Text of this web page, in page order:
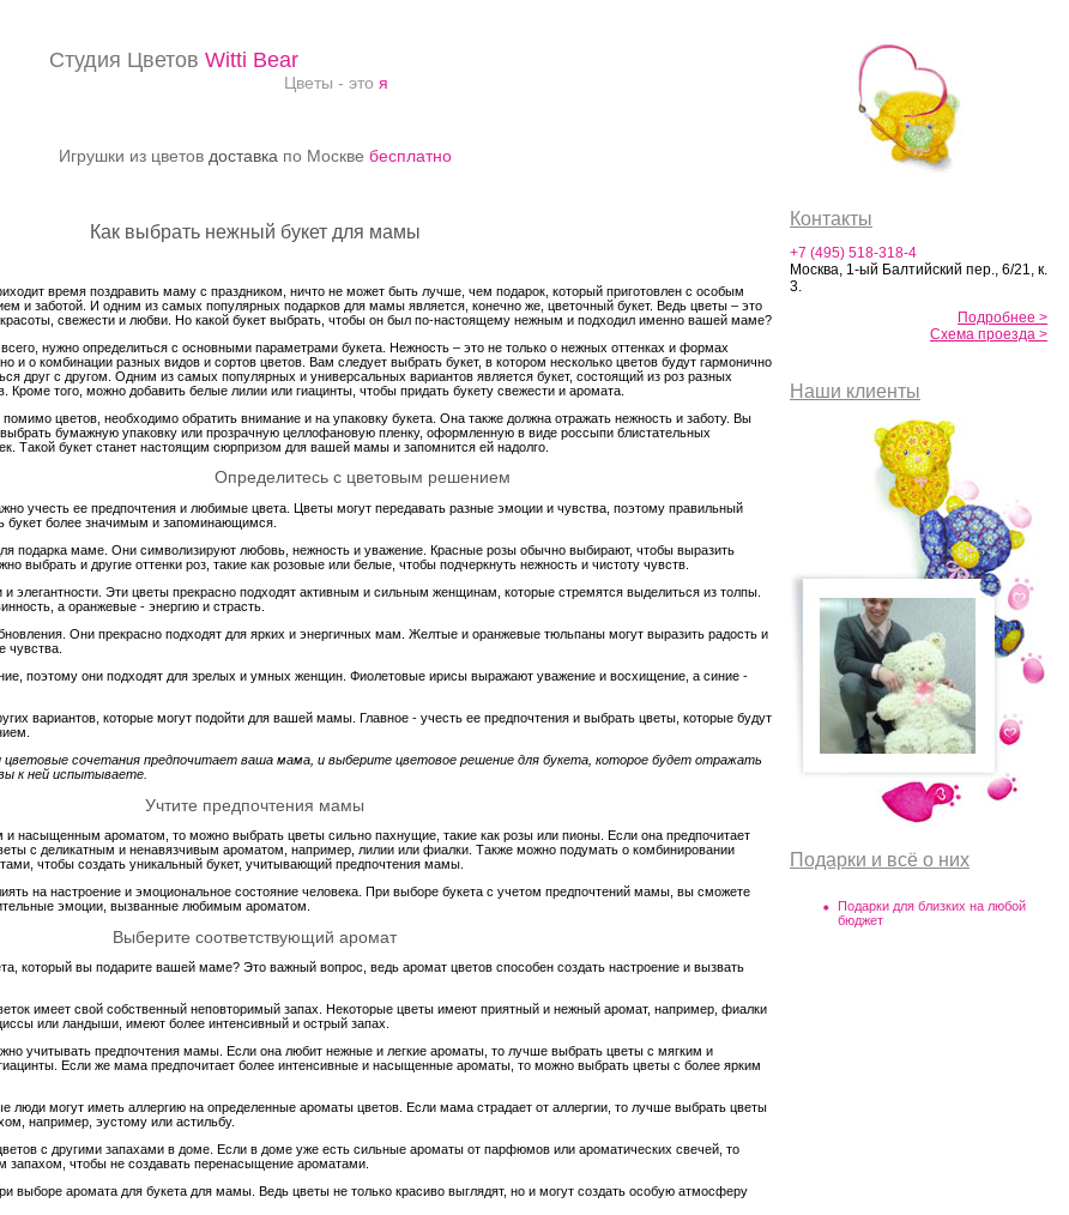
Студия Цветов Witti Bear
Цветы - это я
Игрушки из цветов доставка по Москве бесплатно
Как выбрать нежный букет для мамы
время поздравить маму с праздником, ничто не может быть лучше, чем подарок, который приготовлен с особым
и заботой. И одним из самых популярных подарков для мамы является, конечно же, цветочный букет. Ведь цветы – это
свежести и любви. Но какой букет выбрать, чтобы он был по-настоящему нежным и подходил именно вашей маме?
нужно определиться с основными параметрами букета. Нежность – это не только о нежных оттенках и формах
и о комбинации разных видов и сортов цветов. Вам следует выбрать букет, в котором несколько цветов будут гармонично
друг с другом. Одним из самых популярных и универсальных вариантов является букет, состоящий из роз разных
Кроме того, можно добавить белые лилии или гиацинты, чтобы придать букету свежести и аромата.
цветов, необходимо обратить внимание и на упаковку букета. Она также должна отражать нежность и заботу. Вы
бумажную упаковку или прозрачную целлофановую пленку, оформленную в виде россыпи блистательных
Такой букет станет настоящим сюрпризом для вашей мамы и запомнится ей надолго.
Определитесь с цветовым решением
учесть ее предпочтения и любимые цвета. Цветы могут передавать разные эмоции и чувства, поэтому правильный
букет более значимым и запоминающимся.
подарка маме. Они символизируют любовь, нежность и уважение. Красные розы обычно выбирают, чтобы выразить
выбрать и другие оттенки роз, такие как розовые или белые, чтобы подчеркнуть нежность и чистоту чувств.
элегантности. Эти цветы прекрасно подходят активным и сильным женщинам, которые стремятся выделиться из толпы.
а оранжевые - энергию и страсть.
Они прекрасно подходят для ярких и энергичных мам. Желтые и оранжевые тюльпаны могут выразить радость и
чувства.
поэтому они подходят для зрелых и умных женщин. Фиолетовые ирисы выражают уважение и восхищение, а синие -
вариантов, которые могут подойти для вашей мамы. Главное - учесть ее предпочтения и выбрать цветы, которые будут
сочетания предпочитает ваша мама, и выберите цветовое решение для букета, которое будет отражать
к ней испытываете.
Учтите предпочтения мамы
насыщенным ароматом, то можно выбрать цветы сильно пахнущие, такие как розы или пионы. Если она предпочитает
с деликатным и ненавязчивым ароматом, например, лилии или фиалки. Также можно подумать о комбинировании
чтобы создать уникальный букет, учитывающий предпочтения мамы.
на настроение и эмоциональное состояние человека. При выборе букета с учетом предпочтений мамы, вы сможете
эмоции, вызванные любимым ароматом.
Выберите соответствующий аромат
который вы подарите вашей маме? Это важный вопрос, ведь аромат цветов способен создать настроение и вызвать
имеет свой собственный неповторимый запах. Некоторые цветы имеют приятный и нежный аромат, например, фиалки
или ландыши, имеют более интенсивный и острый запах.
учитывать предпочтения мамы. Если она любит нежные и легкие ароматы, то лучше выбрать цветы с мягким и
Если же мама предпочитает более интенсивные и насыщенные ароматы, то можно выбрать цветы с более ярким
люди могут иметь аллергию на определенные ароматы цветов. Если мама страдает от аллергии, то лучше выбрать цветы
например, эустому или астильбу.
с другими запахами в доме. Если в доме уже есть сильные ароматы от парфюмов или ароматических свечей, то
запахом, чтобы не создавать перенасыщение ароматами.
выборе аромата для букета для мамы. Ведь цветы не только красиво выглядят, но и могут создать особую атмосферу
Контакты
+7 (495) 518-318-4
Москва, 1-ый Балтийский пер., 6/21, к.
3.
Подробнее >
Схема проезда >
Наши клиенты
Подарки и всё о них
Подарки для близких на любой
бюджет